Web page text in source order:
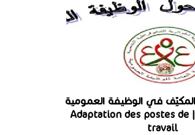
في الوظيفة العمومية
الجزائرية 2025 | Adaptation des postes de
travail